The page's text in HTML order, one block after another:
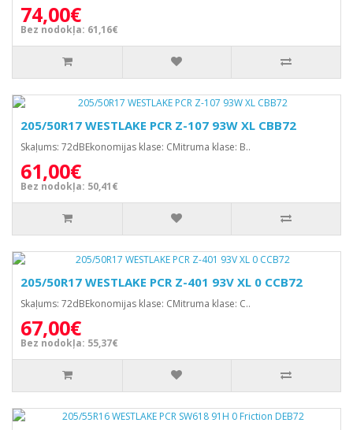
74,00€
Bez nodokļa: 61,16€
205/50R17 WESTLAKE PCR Z-107 93W XL CBB72
Skaļums: 72dBEkonomijas klase: CMitruma klase: B..
61,00€
Bez nodokļa: 50,41€
205/50R17 WESTLAKE PCR Z-401 93V XL 0 CCB72
Skaļums: 72dBEkonomijas klase: CMitruma klase: C..
67,00€
Bez nodokļa: 55,37€